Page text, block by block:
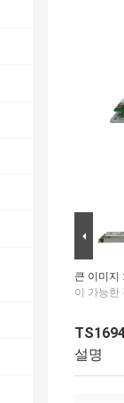
큰 이미지 :
이 가능한
설명